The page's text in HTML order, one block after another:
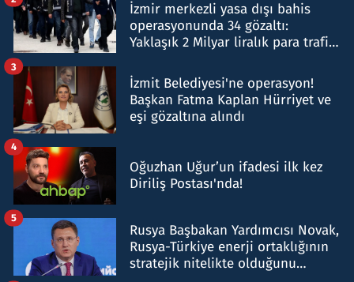
İzmir merkezli yasa dışı bahis
operasyonunda 34 gözaltı:
Yaklaşık 2 Milyar liralık para trafiği
İzmit Belediyesi'ne operasyon!
Başkan Fatma Kaplan Hürriyet ve
eşi gözaltına alındı
3
Oğuzhan Uğur’un ifadesi ilk kez
Diriliş Postası'nda!
4
Rusya Başbakan Yardımcısı Novak,
Rusya-Türkiye enerji ortaklığının
stratejik nitelikte olduğunu
5